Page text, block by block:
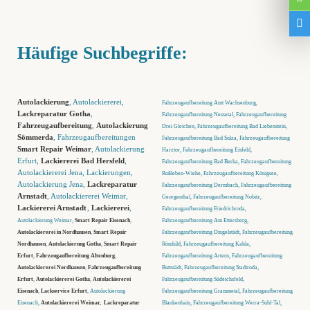
Häufige Suchbegriffe:
Autolackierung , Autolackiererei,
Lackreparatur Gotha
Fahrzeugaufbereitung
Autolackierung
Sömmerda , Fahrzeugaufbereitungen
Smart Repair Weimar , Autolackierung
Erfurt, Lackiererei Bad Hersfeld
Autolackiererei Jena, Lackierungen,
Autolackierung Jena, Lackreparatur
Arnstadt , Autolackiererei Weimar,
Lackiererei Arnstadt
Lackiererei
Autolackierung Weimar, Smart Repair Eisenach
Autolackiererei in Nordhausen Smart Repair
Nordhausen Autolackierung Gotha Smart Repair
Erfurt Fahrzeugaufbereitung Altenburg
Autolackiererei Nordhausen Fahrzeugaufbereitung
Erfurt Autolackiererei Gotha Autolackiererei
Eisenach Lackservice Erfurt , Autolackierung
Eisenach, Autolackiererei Weimar, Lackreparatur
Fahrzeugaufbereitung Amt Wachsenburg,
Fahrzeugaufbereitung Nessetal, Fahrzeugaufbereitung
Drei Gleichen, Fahrzeugaufbereitung Bad Liebenstein,
Fahrzeugaufbereitung Bad Sulza, Fahrzeugaufbereitung
Harztor, Fahrzeugaufbereitung Eisfeld,
Fahrzeugaufbereitung Bad Berka, Fahrzeugaufbereitung
Roßleben-Wiehe, Fahrzeugaufbereitung Königsee,
Fahrzeugaufbereitung Dermbach, Fahrzeugaufbereitung
Georgenthal, Fahrzeugaufbereitung Nobitz,
Fahrzeugaufbereitung Friedrichroda,
Fahrzeugaufbereitung Am Ettersberg,
Fahrzeugaufbereitung Dingelstädt, Fahrzeugaufbereitung
Römhild, Fahrzeugaufbereitung Kahla,
Fahrzeugaufbereitung Artern, Fahrzeugaufbereitung
Buttstädt, Fahrzeugaufbereitung Stadtroda,
Fahrzeugaufbereitung Südeichsfeld,
Fahrzeugaufbereitung Grammetal, Fahrzeugaufbereitung
Blankenhain, Fahrzeugaufbereitung Werra-Suhl-Tal,